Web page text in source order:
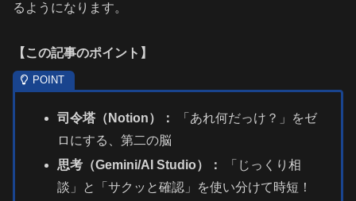
るようになります。
【 この記事のポイント 】
司令塔（Notion）：
「あれ何だっけ？」をゼ
ロにする、第二の脳
思考（Gemini/AI Studio）：
「じっくり相
談」と「サクッと確認」を使い分けて時短！